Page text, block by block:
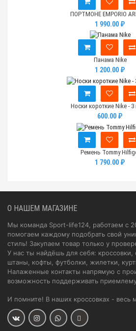
ПОРТМОНЕ EMPORIO
1 990.00 ₽
Панама Nike
1 200.00 ₽
Носки короткие Nike -
600.00 ₽
Ремень Tommy
1 790.00 ₽
О НАШЕМ МАГАЗИНЕ
Мы команда Sport-life124, работаем с
помогаем каждому подобрать свой
стиль! Закупаем товар только у
У нас ты найдёшь для себя:
штаны, кофты, футболки, жилетки,
Налаженные контакты напрямую с
возможность поддерживать
И помните! В наших кроссовках - весь